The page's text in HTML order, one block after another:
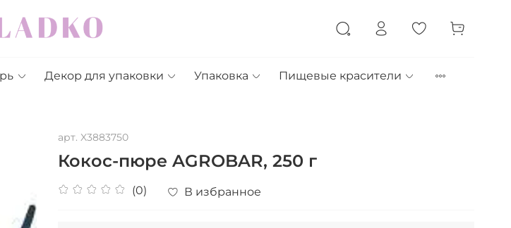
Декор для упаковки Упаковка Пищевые красители
арт. X3883750
Кокос-пюре AGROBAR, 250 г
(0) В избранное